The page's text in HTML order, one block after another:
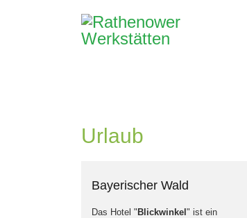
Urlaub
Bayerischer Wald
Das Hotel " Blickwinkel " ist ein